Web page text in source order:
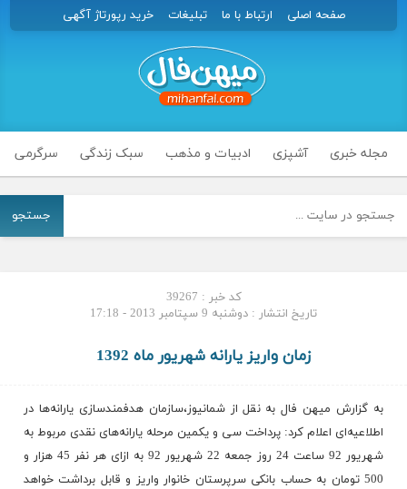
صفحه اصلی ارتباط با ما تبلیغات خرید رپورتاژ آگهی
مجله خبری آشپزی ادبیات و مذهب سبک زندگی سرگرمی
جستجو
کد خبر : 39267
تاریخ انتشار : دوشنبه 9 سپتامبر 2013 - 17:18
زمان واریز یارانه شهریور ماه 1392
به گزارش میهن فال به نقل از شمانیوز،سازمان هدفمندسازی یارانه‌ها در
اطلاعیه‌ای اعلام کرد: پرداخت سی و یکمین مرحله یارانه‌های نقدی مربوط به
شهریور 92 ساعت 24 روز جمعه 22 شهریور 92 به ازای هر نفر 45 هزار و
500 تومان به حساب بانکی سرپرستان خانوار واریز و قابل برداشت خواهد